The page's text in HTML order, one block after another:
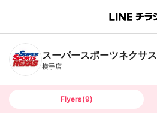
B
n
T
スーパースポーツネクサス
横手店
Flyers(9)